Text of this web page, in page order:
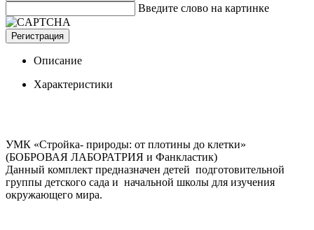
Введите слово на картинке
Регистрация
Описание
Характеристики
УМК «Стройка- природы: от плотины до клетки»
(БОБРОВАЯ ЛАБОРАТРИЯ и Фанкластик)
Данный комплект предназначен детей подготовительной
группы детского сада и начальной школы для изучения
окружающего мира.